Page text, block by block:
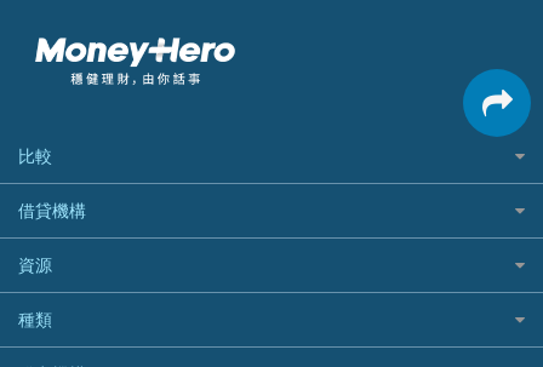
比較
私人貸款比較
稅季/稅務貸款
網上貸款
結餘轉戶(清卡數貸款)
銀行貸款
借貸機構
BEA 東亞銀行
BOC 中國銀行
Cashing Pro 優尚信貸
資源
如何申請個人貸款
如何管理個人貸款
種類